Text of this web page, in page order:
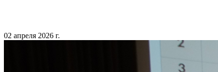
02 апреля 2026 г.